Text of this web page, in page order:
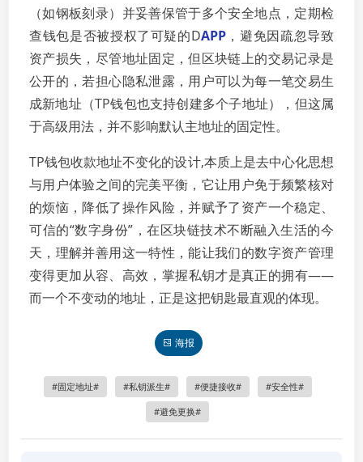
（如钢板刻录）并妥善保管于多个安全地点，定期检
查钱包是否被授权了可疑的DAPP，避免因疏忽导致
资产损失，尽管地址固定，但区块链上的交易记录是
公开的，若担心隐私泄露，用户可以为每一笔交易生
成新地址（TP钱包也支持创建多个子地址），但这属
于高级用法，并不影响默认主地址的固定性。
TP钱包收款地址不变化的设计,本质上是去中心化思想
与用户体验之间的完美平衡，它让用户免于频繁核对
的烦恼，降低了操作风险，并赋予了资产一个稳定、
可信的“数字身份”，在区块链技术不断融入生活的今
天，理解并善用这一特性，能让我们的数字资产管理
变得更加从容、高效，掌握私钥才是真正的拥有——
而一个不变动的地址，正是这把钥匙最直观的体现。
海报
固定地址 私钥派生 便捷接收 安全性
避免更换